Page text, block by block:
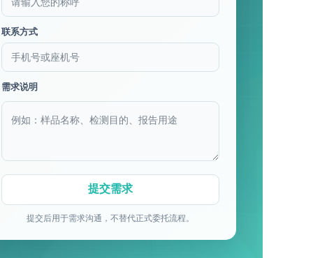
联系方式
需求说明
提交后用于需求沟通，不替代正式委托流程。